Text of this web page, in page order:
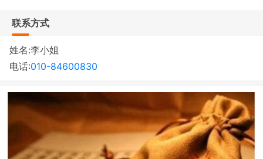
联系方式
姓名:李小姐
电话:010-84600830